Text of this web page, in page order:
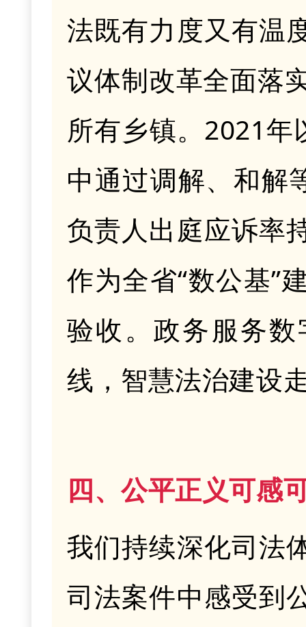
法既有力度又有温
议体制改革全面落
所有乡镇。2021
中通过调解、和解
负责人出庭应诉率
作为全省“数公基”
验收。政务服务
线，智慧法治建设
四、公平正义可感
我们持续深化司法
司法案件中感受到